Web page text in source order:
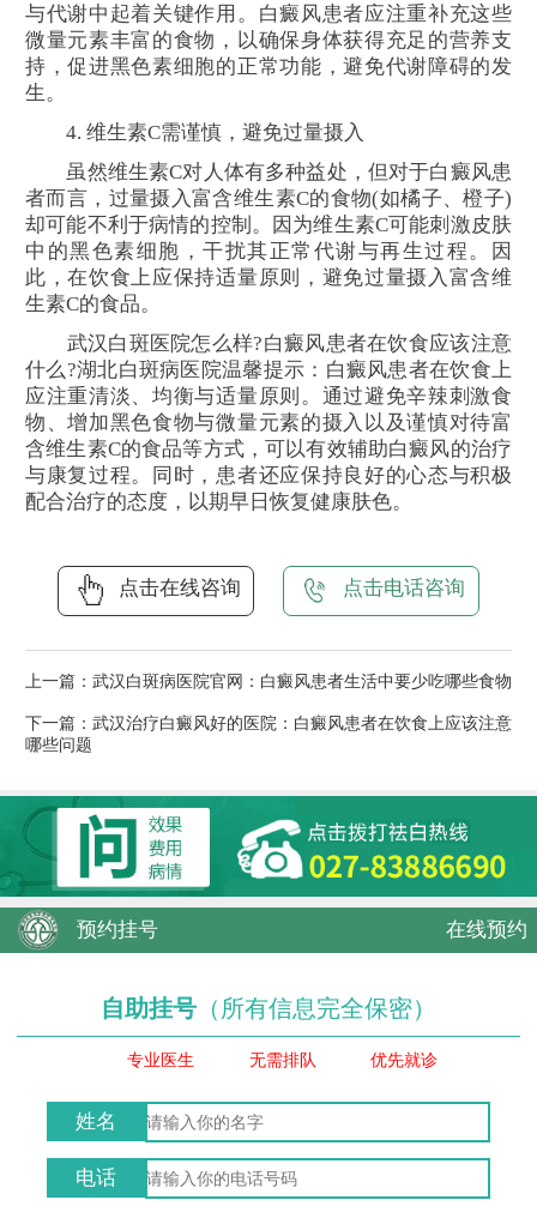
与代谢中起着关键作用。白癜风患者应注重补充这些
微量元素丰富的食物，以确保身体获得充足的营养支
持，促进黑色素细胞的正常功能，避免代谢障碍的发
生。
4. 维生素C需谨慎，避免过量摄入
虽然维生素C对人体有多种益处，但对于白癜风患
者而言，过量摄入富含维生素C的食物(如橘子、橙子)
却可能不利于病情的控制。因为维生素C可能刺激皮肤
中的黑色素细胞，干扰其正常代谢与再生过程。因
此，在饮食上应保持适量原则，避免过量摄入富含维
生素C的食品。
武汉白斑医院怎么样?白癜风患者在饮食应该注意
什么?湖北白斑病医院温馨提示：白癜风患者在饮食上
应注重清淡、均衡与适量原则。通过避免辛辣刺激食
物、增加黑色食物与微量元素的摄入以及谨慎对待富
含维生素C的食品等方式，可以有效辅助白癜风的治疗
与康复过程。同时，患者还应保持良好的心态与积极
配合治疗的态度，以期早日恢复健康肤色。
点击在线咨询 点击电话咨询
上一篇： 武汉白斑病医院官网：白癜风患者生活中要少吃哪些食物
下一篇： 武汉治疗白癜风好的医院：白癜风患者在饮食上应该注意
哪些问题
预约挂号 在线预约
自助挂号 （所有信息完全保密）
专业医生 无需排队 优先就诊
姓名
电话